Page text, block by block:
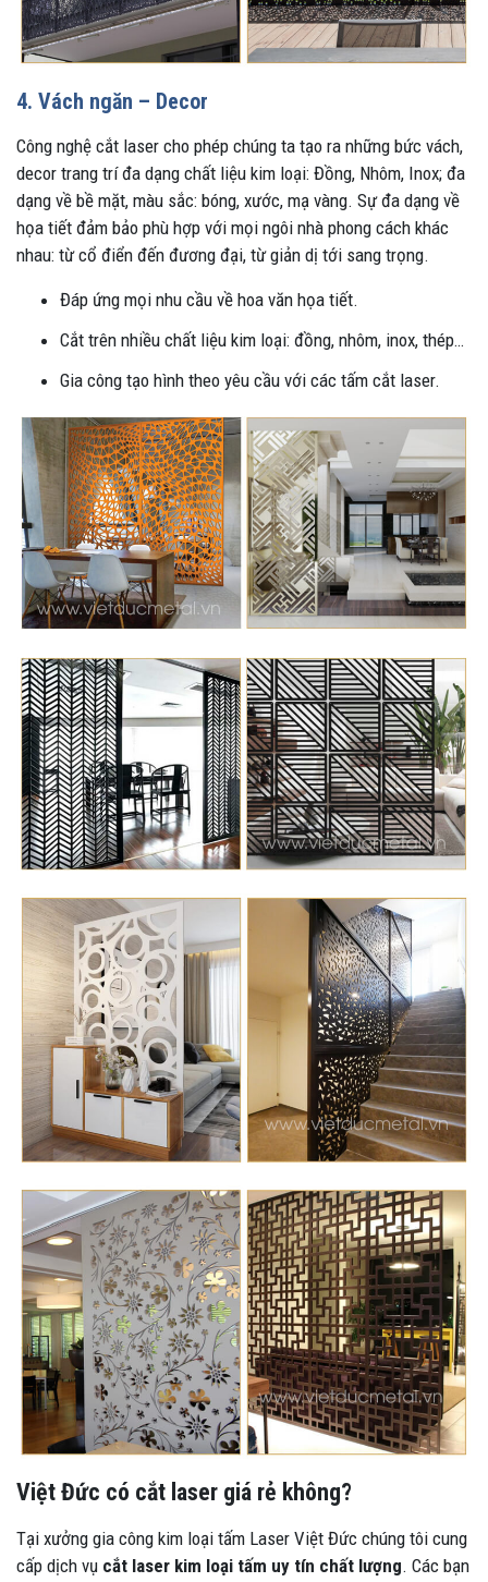
4. Vách ngăn – Decor
Công nghệ cắt laser cho phép chúng ta tạo ra những bức vách,
decor trang trí đa dạng chất liệu kim loại: Đồng, Nhôm, Inox; đa
dạng về bề mặt, màu sắc: bóng, xước, mạ vàng. Sự đa dạng về
họa tiết đảm bảo phù hợp với mọi ngôi nhà phong cách khác
nhau: từ cổ điển đến đương đại, từ giản dị tới sang trọng.
Đáp ứng mọi nhu cầu về hoa văn họa tiết.
Cắt trên nhiều chất liệu kim loại: đồng, nhôm, inox, thép…
Gia công tạo hình theo yêu cầu với các tấm cắt laser.
Việt Đức có cắt laser giá rẻ không?
Tại xưởng gia công kim loại tấm Laser Việt Đức chúng tôi cung
cấp dịch vụ cắt laser kim loại tấm uy tín chất lượng. Các bạn